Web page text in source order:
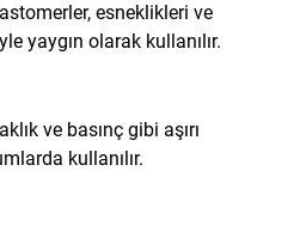
esneklikleri ve
yaygın olarak kullanılır.
ve basınç gibi aşırı
kullanılır.